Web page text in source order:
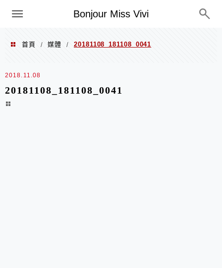
Bonjour Miss Vivi
選單
首頁 / 媒體 / 20181108_181108_0041
2018.11.08
20181108_181108_0041